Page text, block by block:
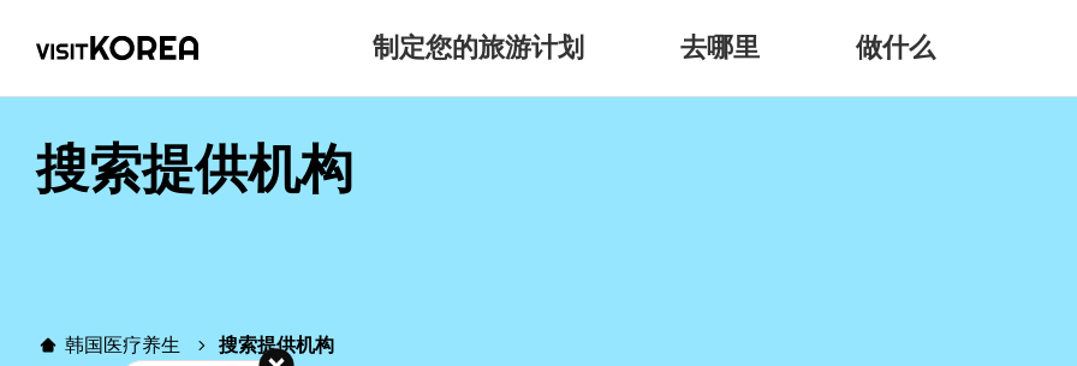
制定您的旅游计划 去哪里 做什么
搜索提供机构
韩国医疗养生 搜索提供机构